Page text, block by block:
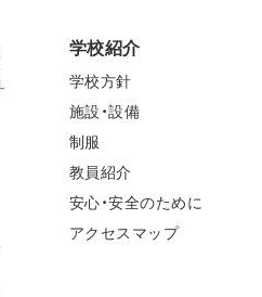
学校紹介
学校方針
施設・設備
制服
教員紹介
安心・安全のために
アクセスマップ